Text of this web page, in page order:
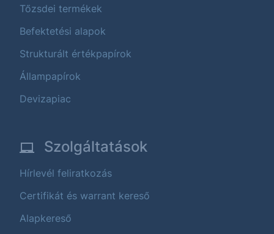
Tőzsdei termékek
Befektetési alapok
Strukturált értékpapírok
Állampapírok
Devizapiac
Szolgáltatások
Hírlevél feliratkozás
Certifikát és warrant kereső
Alapkereső